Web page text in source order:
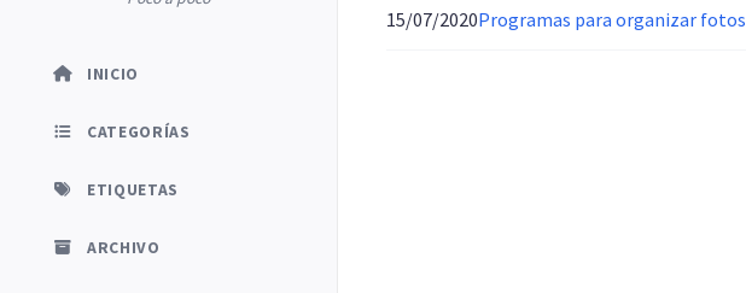
INICIO
CATEGORÍAS
ETIQUETAS
ARCHIVO
15/07/2020Programas para organizar fotos